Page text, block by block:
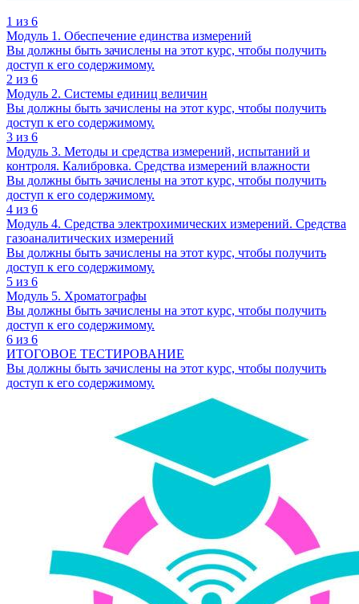
1 из 6
Модуль 1. Обеспечение единства измерений
Вы должны быть зачислены на этот курс, чтобы получить
доступ к его содержимому.
2 из 6
Модуль 2. Системы единиц величин
Вы должны быть зачислены на этот курс, чтобы получить
доступ к его содержимому.
3 из 6
Модуль 3. Методы и средства измерений, испытаний и
контроля. Калибровка. Средства измерений влажности
Вы должны быть зачислены на этот курс, чтобы получить
доступ к его содержимому.
4 из 6
Модуль 4. Средства электрохимических измерений. Средства
газоаналитических измерений
Вы должны быть зачислены на этот курс, чтобы получить
доступ к его содержимому.
5 из 6
Модуль 5. Хроматографы
Вы должны быть зачислены на этот курс, чтобы получить
доступ к его содержимому.
6 из 6
ИТОГОВОЕ ТЕСТИРОВАНИЕ
Вы должны быть зачислены на этот курс, чтобы получить
доступ к его содержимому.